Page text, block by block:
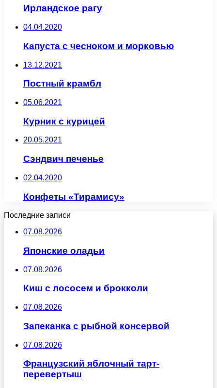
Ирландское рагу
04.04.2020
Капуста с чесноком и морковью
13.12.2021
Постный крамбл
05.06.2021
Курник с курицей
20.05.2021
Сэндвич печенье
02.04.2020
Конфеты «Тирамису»
Последние записи
07.08.2026
Японские оладьи
07.08.2026
Киш с лососем и брокколи
07.08.2026
Запеканка с рыбной консервой
07.08.2026
Французский яблочный тарт-
перевертыш